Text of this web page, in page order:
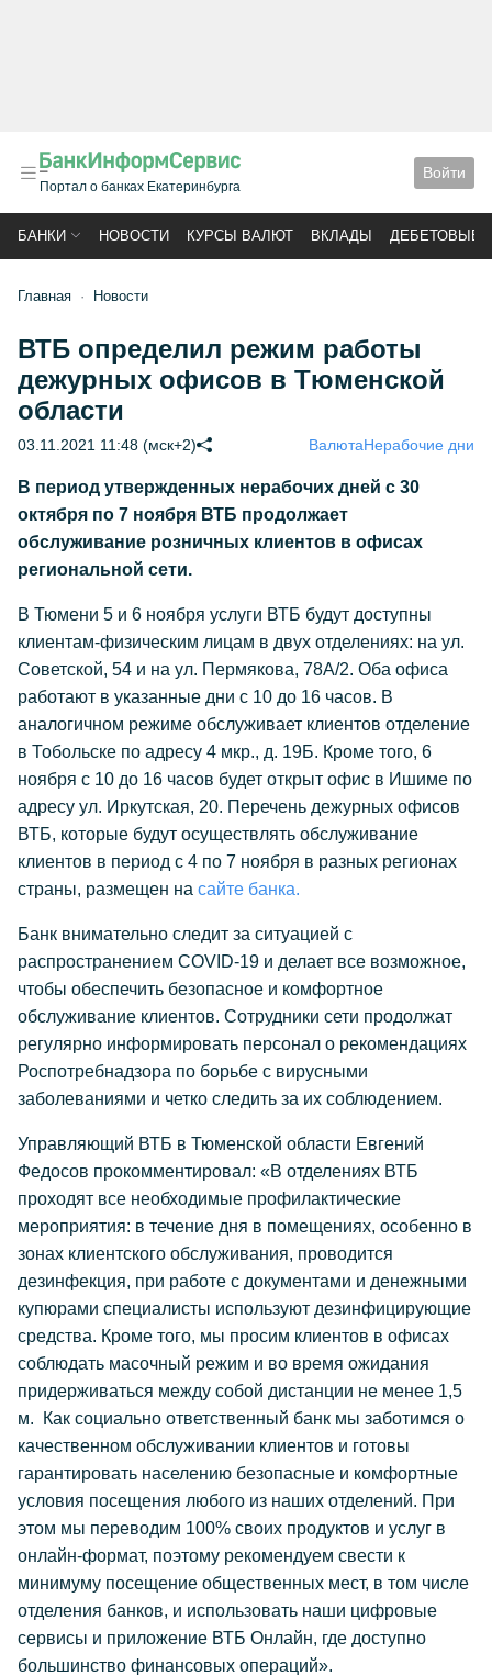
Портал о банках Екатеринбурга
Войти
БАНКИ НОВОСТИ КУРСЫ ВАЛЮТ ВКЛАДЫ ДЕБЕТОВЫЕ
Главная Новости
ВТБ определил режим работы
дежурных офисов в Тюменской
области
03.11.2021 11:48 (мск+2) ВалютаНерабочие дни
В период утвержденных нерабочих дней с 30
октября по 7 ноября ВТБ продолжает
обслуживание розничных клиентов в офисах
региональной сети.
В Тюмени 5 и 6 ноября услуги ВТБ будут доступны
клиентам-физическим лицам в двух отделениях: на ул.
Советской, 54 и на ул. Пермякова, 78А/2. Оба офиса
работают в указанные дни с 10 до 16 часов. В
аналогичном режиме обслуживает клиентов отделение
в Тобольске по адресу 4 мкр., д. 19Б. Кроме того, 6
ноября с 10 до 16 часов будет открыт офис в Ишиме по
адресу ул. Иркутская, 20. Перечень дежурных офисов
ВТБ, которые будут осуществлять обслуживание
клиентов в период с 4 по 7 ноября в разных регионах
страны, размещен на сайте банка.
Банк внимательно следит за ситуацией с
распространением COVID-19 и делает все возможное,
чтобы обеспечить безопасное и комфортное
обслуживание клиентов. Сотрудники сети продолжат
регулярно информировать персонал о рекомендациях
Роспотребнадзора по борьбе с вирусными
заболеваниями и четко следить за их соблюдением.
Управляющий ВТБ в Тюменской области Евгений
Федосов прокомментировал: «В отделениях ВТБ
проходят все необходимые профилактические
мероприятия: в течение дня в помещениях, особенно в
зонах клиентского обслуживания, проводится
дезинфекция, при работе с документами и денежными
купюрами специалисты используют дезинфицирующие
средства. Кроме того, мы просим клиентов в офисах
соблюдать масочный режим и во время ожидания
придерживаться между собой дистанции не менее 1,5
м. Как социально ответственный банк мы заботимся о
качественном обслуживании клиентов и готовы
гарантировать населению безопасные и комфортные
условия посещения любого из наших отделений. При
этом мы переводим 100% своих продуктов и услуг в
онлайн-формат, поэтому рекомендуем свести к
минимуму посещение общественных мест, в том числе
отделения банков, и использовать наши цифровые
сервисы и приложение ВТБ Онлайн, где доступно
большинство финансовых операций».